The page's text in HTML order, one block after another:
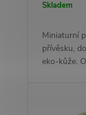
Skladem
Miniaturní
přívěsku,
eko-kůže.